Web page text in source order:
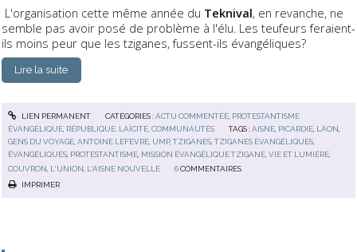
L'organisation cette même année du Teknival, en revanche, ne
semble pas avoir posé de problème à l'élu. Les teufeurs feraient-
ils moins peur que les tziganes, fussent-ils évangéliques?
Lire la suite
LIEN PERMANENT CATÉGORIES :ACTU COMMENTÉE, PROTESTANTISME
ÉVANGÉLIQUE RÉPUBLIQUE, LAÏCITÉ, COMMUNAUTÉS TAGS :AISNE PICARDIE LAON
GENS DU VOYAGE ,ANTOINE LEFEVRE UMP,TZIGANES ,TZIGANES ÉVANGÉLIQUES
ÉVANGÉLIQUES PROTESTANTISME MISSION ÉVANGÉLIQUE TZIGANE ,VIE ET LUMIÈRE
COUVRON L'UNION L'AISNE NOUVELLE 6 COMMENTAIRES
IMPRIMER